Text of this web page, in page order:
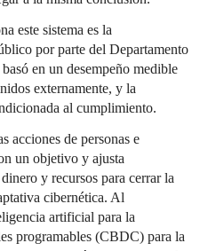
este sistema es la
por parte del Departamento
en un desempeño medible
externamente, y la
al cumplimiento.
acciones de personas e
un objetivo y ajusta
y recursos para cerrar la
cibernética. Al
artificial para la
programables (CBDC) para la